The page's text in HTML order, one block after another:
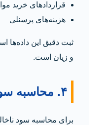
قراردادهای خرید
هزینه‌های پرسنلی
ثبت دقیق این
و زیان است.
۴. محاسبه سود ناخالص
برای محاسبه سود